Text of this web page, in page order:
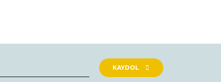
KAYDOL